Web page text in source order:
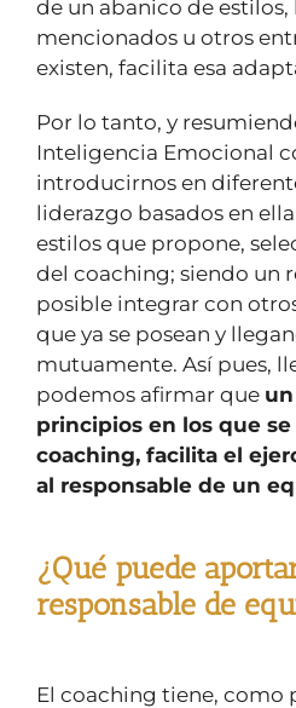
de un abanico de estilos,
mencionados u otros
existen, facilita esa
Por lo tanto, y
Inteligencia Emocional
introducirnos en
liderazgo basados en
estilos que propone,
del coaching; siendo un
posible integrar con
que ya se posean y
mutuamente. Así pues,
podemos afirmar que
principios en los que
coaching, facilita el
al responsable de un
¿Qué puede
responsable de
El coaching tiene, como